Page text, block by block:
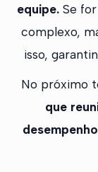
equipe. Se
complexo,
isso,
No próximo
que